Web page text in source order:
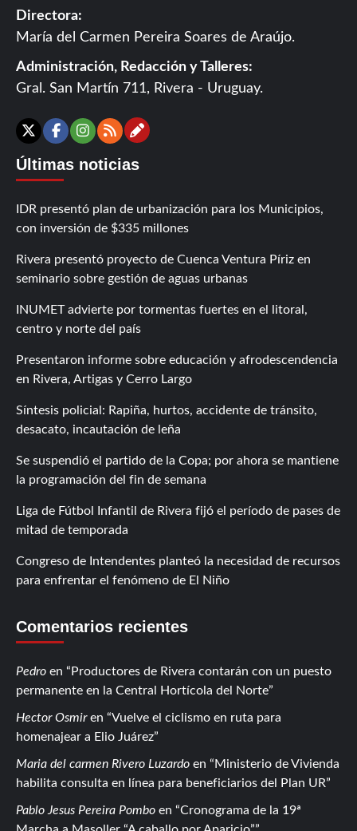
Directora:
María del Carmen Pereira Soares de Araújo.
Administración, Redacción y Talleres:
Gral. San Martín 711, Rivera - Uruguay.
X Facebook
Instagram
RSSContáctanos
Últimas noticias
IDR presentó plan de urbanización para los Municipios,
con inversión de $335 millones
Rivera presentó proyecto de Cuenca Ventura Píriz en
seminario sobre gestión de aguas urbanas
INUMET advierte por tormentas fuertes en el litoral,
centro y norte del país
Presentaron informe sobre educación y afrodescendencia
en Rivera, Artigas y Cerro Largo
Síntesis policial: Rapiña, hurtos, accidente de tránsito,
desacato, incautación de leña
Se suspendió el partido de la Copa; por ahora se mantiene
la programación del fin de semana
Liga de Fútbol Infantil de Rivera fijó el período de pases de
mitad de temporada
Congreso de Intendentes planteó la necesidad de recursos
para enfrentar el fenómeno de El Niño
Comentarios recientes
Pedro en
Productores de Rivera contarán con un puesto
permanente en la Central Hortícola del Norte
Hector Osmiren
Vuelve el ciclismo en ruta para
homenajear a Elio Juárez
Maria del carmen Rivero Luzardo en
Ministerio de Vivienda
habilita consulta en línea para beneficiarios del Plan UR
Pablo Jesus Pereira Pombo en
Cronograma de la 19ª